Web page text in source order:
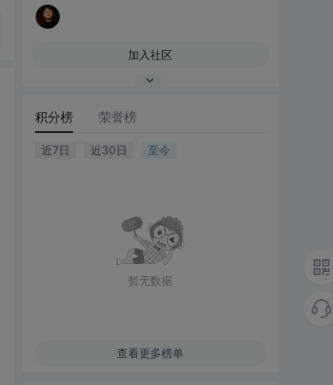
加入社区
积分榜 荣誉榜
近7日 近30日 至今
暂无数据
查看更多榜单